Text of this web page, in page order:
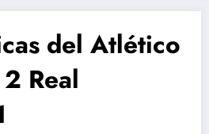
del Atlético
Real